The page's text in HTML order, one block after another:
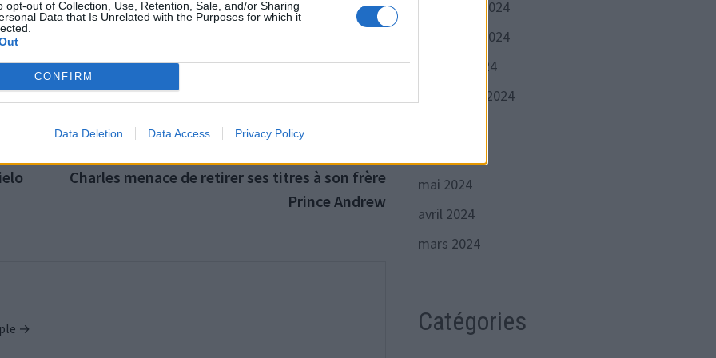
opt-out of Collection, Use, Retention, Sale, and/or Sharing
Data that Is Unrelated with the Purposes for which it
CONFIRM
Data Deletion Data Access Privacy Policy
polémiques qu’elle suscite encore, le prince Harry semble
apaisée et ambitieuse, tandis que d’autres pensent que,
avec les ombres de Buckingham Palace.
suivante :
Charles menace de retirer ses titres à son frère
Prince Andrew
→
décembre 2024
novembre 2024
octobre 2024
septembre 2024
mai 2024
avril 2024
mars 2024
Catégories